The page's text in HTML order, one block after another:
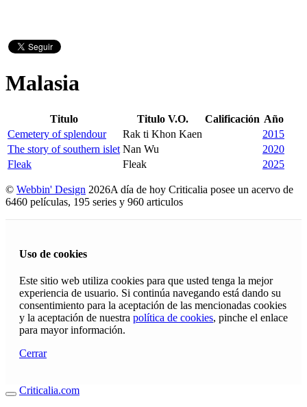
Malasia
Titulo Titulo V.O. Calificación Año
Cemetery of splendour
Rak ti Khon Kaen
2015
The story of southern islet Nan Wu
2020
Fleak
Fleak 2025
© Webbin' Design 2026A día de hoy Criticalia posee un acervo de
6460 películas, 195 series y 960 articulos
Uso de cookies
Este sitio web utiliza cookies para que usted tenga la mejor
experiencia de usuario. Si continúa navegando está dando su
consentimiento para la aceptación de las mencionadas cookies
y la aceptación de nuestra política de cookies, pinche el enlace
para mayor información.
Cerrar
Criticalia.com